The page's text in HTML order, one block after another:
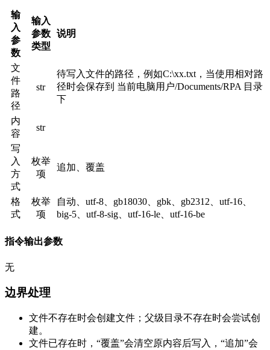
输
入
参
数
输入
参数
类型
说明
文
件
路
径
str
待写入文件的路径，例如C:\xx.txt，当使用相对路
径时会保存到 当前电脑用户/Documents/RPA 目录
下
内
容
str
写
入
方
式
枚举
项
追加、覆盖
格
式
枚举
项
自动、utf-8、gb18030、gbk、gb2312、utf-16、
big-5、utf-8-sig、utf-16-le、utf-16-be
指令输出参数
无
边界处理
文件不存在时会创建文件；父级目录不存在时会尝试创
建。
文件已存在时，“覆盖”会清空原内容后写入，“追加”会